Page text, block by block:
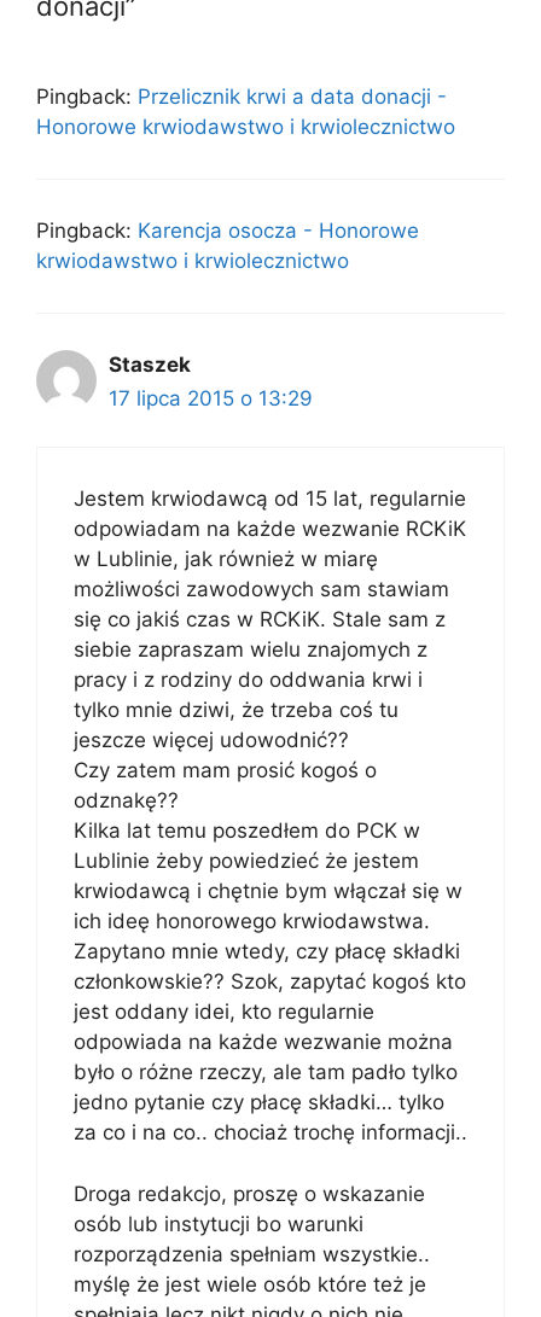
Pingback: Przelicznik krwi a data donacji -
Honorowe krwiodawstwo i krwiolecznictwo
Pingback: Karencja osocza - Honorowe
krwiodawstwo i krwiolecznictwo
Staszek
17 lipca 2015 o 13:29
Jestem krwiodawcą od 15 lat, regularnie
odpowiadam na każde wezwanie RCKiK
w Lublinie, jak również w miarę
możliwości zawodowych sam stawiam
się co jakiś czas w RCKiK. Stale sam z
siebie zapraszam wielu znajomych z
pracy i z rodziny do oddwania krwi i
tylko mnie dziwi, że trzeba coś tu
jeszcze więcej udowodnić??
Czy zatem mam prosić kogoś o
odznakę??
Kilka lat temu poszedłem do PCK w
Lublinie żeby powiedzieć że jestem
krwiodawcą i chętnie bym włączał się w
ich ideę honorowego krwiodawstwa.
Zapytano mnie wtedy, czy płacę składki
członkowskie?? Szok, zapytać kogoś kto
jest oddany idei, kto regularnie
odpowiada na każde wezwanie można
było o różne rzeczy, ale tam padło tylko
jedno pytanie czy płacę składki… tylko
za co i na co.. chociaż trochę informacji..
Droga redakcjo, proszę o wskazanie
osób lub instytucji bo warunki
rozporządzenia spełniam wszystkie..
myślę że jest wiele osób które też je